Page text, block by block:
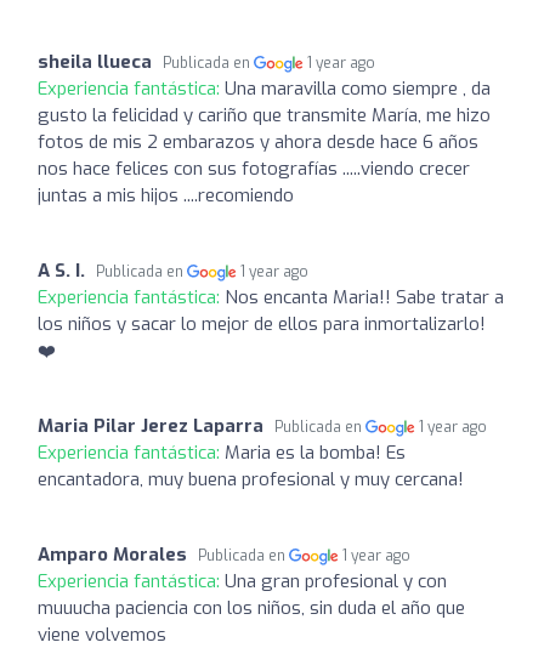
sheila llueca Publicada en 1 year ago
Experiencia fantástica: Una maravilla como siempre , da
gusto la felicidad y cariño que transmite María, me hizo
fotos de mis 2 embarazos y ahora desde hace 6 años
nos hace felices con sus fotografías .....viendo crecer
juntas a mis hijos ....recomiendo
A S. I. Publicada en 1 year ago
Experiencia fantástica: Nos encanta Maria!! Sabe tratar a
los niños y sacar lo mejor de ellos para inmortalizarlo!
❤️
Maria Pilar Jerez Laparra Publicada en 1 year ago
Experiencia fantástica: Maria es la bomba! Es
encantadora, muy buena profesional y muy cercana!
Amparo Morales Publicada en 1 year ago
Experiencia fantástica: Una gran profesional y con
muuucha paciencia con los niños, sin duda el año que
viene volvemos